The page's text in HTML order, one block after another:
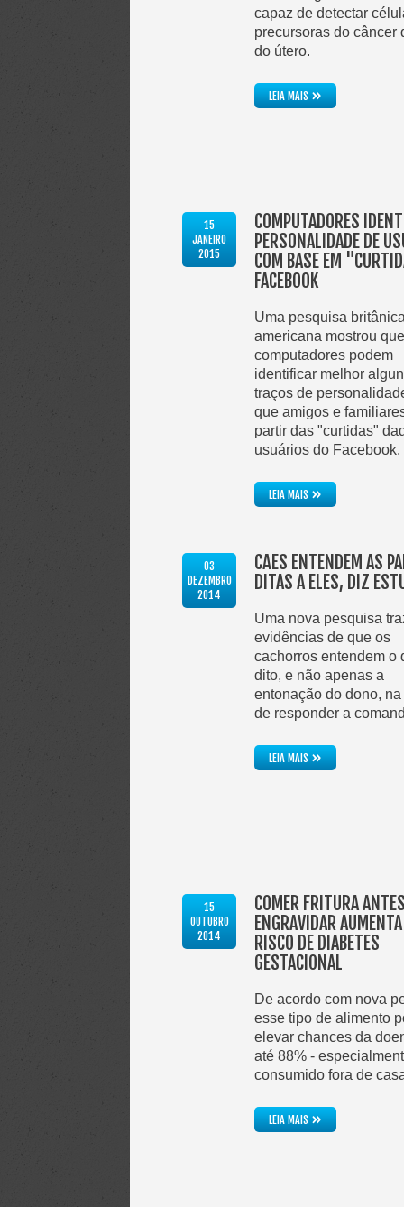
capaz de detectar
precursoras do câncer
do útero.
LEIA MAIS»
15
JANEIRO
2015
COMPUTADORES
PERSONALIDADE DE
COM BASE EM
FACEBOOK
Uma pesquisa
americana mostrou que
computadores podem
identificar melhor
traços de
que amigos e
partir das "curtidas"
usuários do Facebook.
LEIA MAIS»
03
DEZEMBRO
2014
CÃES ENTENDEM AS
DITAS A ELES, DIZ
Uma nova pesquisa
evidências de que os
cachorros entendem o
dito, e não apenas a
entonação do dono,
de responder a
LEIA MAIS»
15
OUTUBRO
2014
COMER FRITURA
ENGRAVIDAR
RISCO DE DIABETES
GESTACIONAL
De acordo com nova
esse tipo de alimento
elevar chances da
até 88% -
consumido fora de
LEIA MAIS»